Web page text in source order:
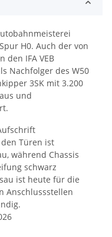
H0. Auch der von
den IFA VEB
Nachfolger des W50
3SK mit 3.200
und
Türen ist
während Chassis
schwarz
ist heute für die
Anschlussstellen